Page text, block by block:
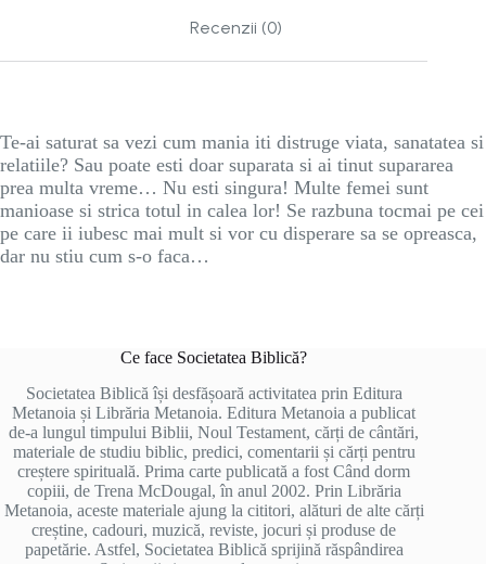
Recenzii (0)
Te-ai saturat sa vezi cum mania iti distruge viata, sanatatea si
relatiile? Sau poate esti doar suparata si ai tinut supararea
prea multa vreme… Nu esti singura! Multe femei sunt
manioase si strica totul in calea lor! Se razbuna tocmai pe cei
pe care ii iubesc mai mult si vor cu disperare sa se opreasca,
dar nu stiu cum s-o faca…
Ce face Societatea Biblică?
Societatea Biblică își desfășoară activitatea prin Editura
Metanoia și Librăria Metanoia. Editura Metanoia a publicat
de-a lungul timpului Biblii, Noul Testament, cărți de cântări,
materiale de studiu biblic, predici, comentarii și cărți pentru
creștere spirituală. Prima carte publicată a fost Când dorm
copiii, de Trena McDougal, în anul 2002. Prin Librăria
Metanoia, aceste materiale ajung la cititori, alături de alte cărți
creștine, cadouri, muzică, reviste, jocuri și produse de
papetărie. Astfel, Societatea Biblică sprijină răspândirea